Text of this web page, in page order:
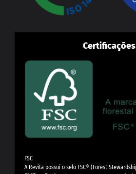
Certificações
FSC
A Revita possui o selo FSC®️ (Forest